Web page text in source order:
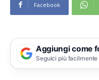
Facebook
Aggiungi come
Seguici più